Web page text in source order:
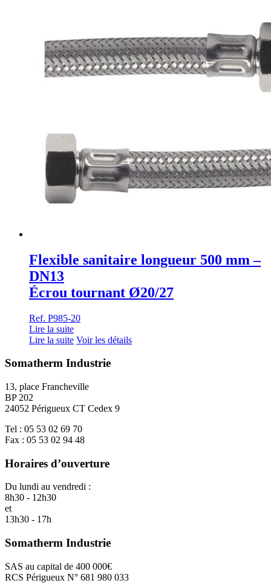
Flexible sanitaire longueur 500 mm –
DN13
Écrou tournant Ø20/27
Ref. P985-20
Lire la suite
Lire la suite Voir les détails
Somatherm Industrie
13, place Francheville
BP 202
24052 Périgueux CT Cedex 9
Tel : 05 53 02 69 70
Fax : 05 53 02 94 48
Horaires d’ouverture
Du lundi au vendredi :
8h30 - 12h30
et
13h30 - 17h
Somatherm Industrie
SAS au capital de 400 000€
RCS Périgueux N° 681 980 033